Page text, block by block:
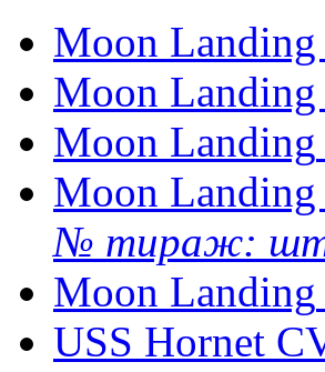
Moon
Moon
Moon Landing
Moon
№ тираж:
Moon Landing
USS Hornet